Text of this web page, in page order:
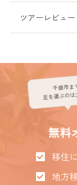
ツアーレビュー
千曲市ま
足を運ぶの
無料
移住
地方